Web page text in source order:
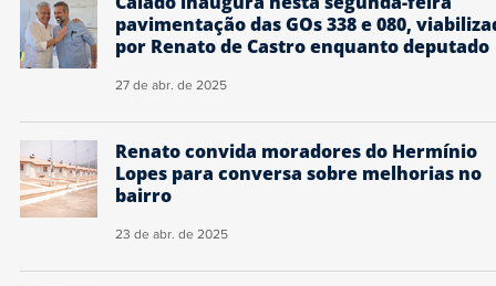
pavimentação das GOs 338 e 080,
por Renato de Castro enquanto deputado
27 de abr. de 2025
Renato convida moradores do Hermínio
Lopes para conversa sobre melhorias no
bairro
23 de abr. de 2025